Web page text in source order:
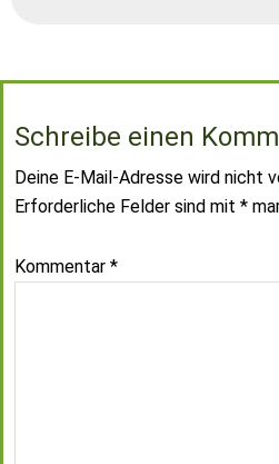
Schreibe einen
Deine E-Mail-Adresse wird nicht
Erforderliche Felder sind mit *
Kommentar *